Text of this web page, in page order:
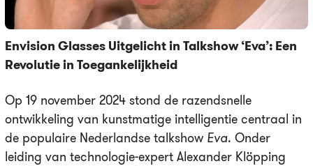
Envision Glasses Uitgelicht in Talkshow ‘Eva’: Een
Revolutie in Toegankelijkheid
Op 19 november 2024 stond de razendsnelle
ontwikkeling van kunstmatige intelligentie centraal in
de populaire Nederlandse talkshow Eva. Onder
leiding van technologie-expert Alexander Klöpping